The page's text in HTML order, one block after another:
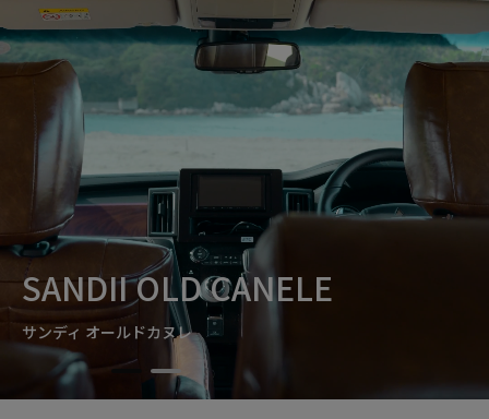
SANDII OLD CANELE
サンディ オールドカヌレ